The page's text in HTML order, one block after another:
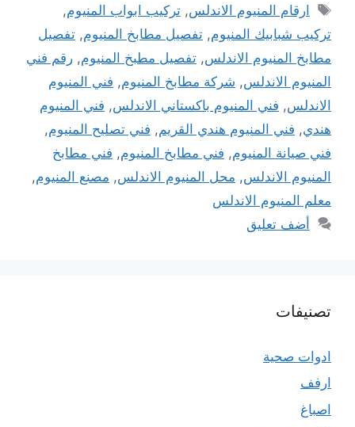
الوسوم
ارقام المنيوم الاندلس,تركيب ابواب المنيوم,
تركيب شبابيك المنيوم, تفصيل مطابخ المنيوم, تفصيل
مطابخ المنيوم الاندلس, تفصيل مطبخ المنيوم, رقم فني
المنيوم الاندلس, شركة مطابخ المنيوم, فني المنيوم
الاندلس, فني المنيوم باكستاني الاندلس, فني المنيوم
هندي, فني المنيوم هندي القريم, فني تصليح المنيوم,
فني صيانة المنيوم, فني مطابخ المنيوم, فني مطابخ
المنيوم الاندلس, محل المنيوم الاندلس, مصنع المنيوم,
معلم المنيوم الاندلس
أضف تعليق
تصنيفات
ادوات صحية
ارفف
اصباغ